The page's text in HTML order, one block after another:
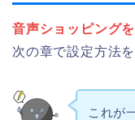
音声ショッピング
次の章で設定方法
これが